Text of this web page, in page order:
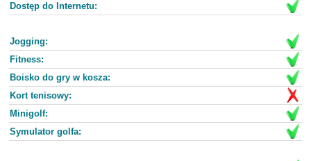
Dostęp do Internetu:
Jogging:
Fitness:
Boisko do gry w kosza:
Kort tenisowy:
Minigolf:
Symulator golfa: